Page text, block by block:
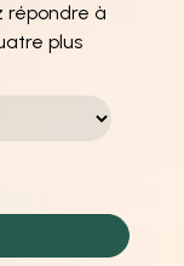
répondre à
plus